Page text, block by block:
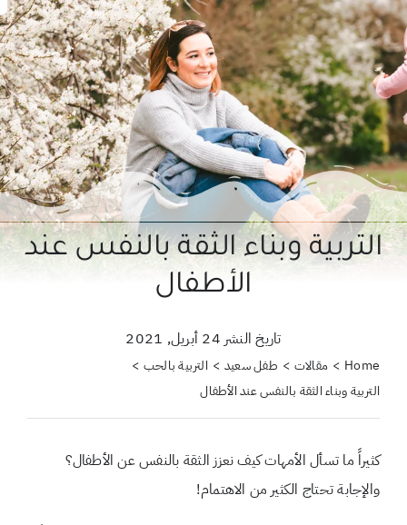
الأنشطة
المناسبات
المقالات
حول علمتني كنز
احجزي استشارة
التربية وبناء الثقة بالنفس عند
الأطفال
Home مقالات طفل سعيد
التربية بالحب
التربية وبناء الثقة بالنفس عند الأطفال
تاريخ النشر 24 أبريل, 2021
كثيراً ما تسأل الأمهات كيف نعزز الثقة بالنفس عن الأطفال؟
والإجابة تحتاج الكثير من الاهتمام!